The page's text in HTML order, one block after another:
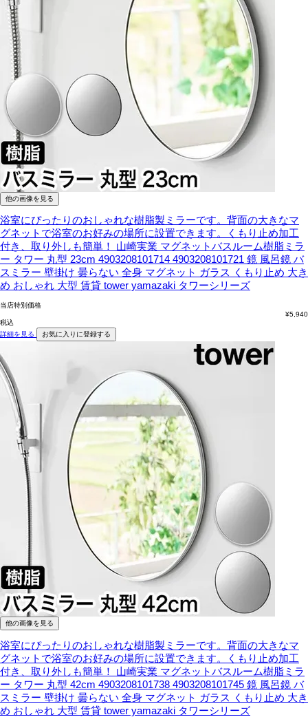
他の画像を見る
浴室にぴったりのおしゃれな樹脂製ミラーです。背面の大きなマ
グネットで浴室のお好みの場所に設置できます。くもり止め加工
付き、取り外しも簡単！
山崎実業 マグネットバスルーム樹脂ミラ
ー タワー 丸型 23cm 4903208101714 4903208101721 鏡 風呂鏡 バ
スミラー 壁掛け 曇らない 全身 マグネット ガラス くもり止め 大き
め おしゃれ 大型 賃貸 tower yamazaki タワーシリーズ
当店特別価格
¥5,940
税込
詳細を見る
お気に入りに登録する
他の画像を見る
浴室にぴったりのおしゃれな樹脂製ミラーです。背面の大きなマ
グネットで浴室のお好みの場所に設置できます。くもり止め加工
付き、取り外しも簡単！
山崎実業 マグネットバスルーム樹脂ミラ
ー タワー 丸型 42cm 4903208101738 4903208101745 鏡 風呂鏡 バ
スミラー 壁掛け 曇らない 全身 マグネット ガラス くもり止め 大き
め おしゃれ 大型 賃貸 tower yamazaki タワーシリーズ